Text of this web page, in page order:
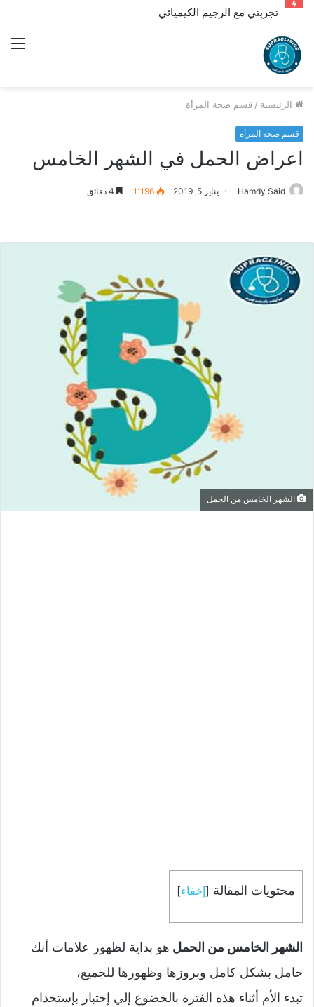
تجربتي مع الرجيم الكيميائي
الرئيسية / قسم صحة المرأة
قسم صحة المرأة
اعراض الحمل في الشهر الخامس
Hamdy Said يناير 5, 2019 1٬196
الشهر الخامس من الحمل
محتويات المقالة [إخفاء]
الشهر الخامس من الحمل هو بداية لظهور علامات أنك
حامل بشكل كامل وبروزها وظهورها للجميع،
تبدء الأم أثناء هذه الفترة بالخضوع إلي إختبار بإستخدام